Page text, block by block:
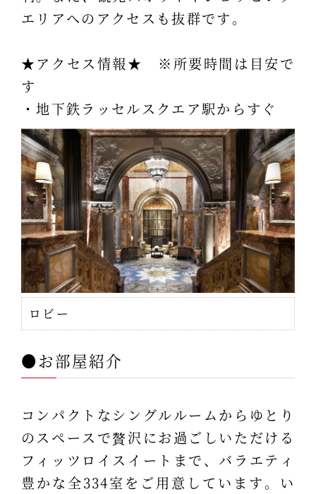
エリアへのアクセスも抜群です。
★アクセス情報★ ※所要時間は目安で
す
・地下鉄ラッセルスクエア駅からすぐ
ロビー
●お部屋紹介
コンパクトなシングルルームからゆとり
のスペースで贅沢にお過ごしいただける
フィッツロイスイートまで、バラエティ
豊かな全334室をご用意しています。い